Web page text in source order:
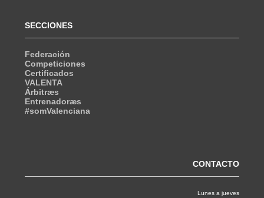
SECCIONES
Federación
Competiciones
Certificados
VALENTA
Árbitræs
Entrenadoræs
#somValenciana
CONTACTO
Lunes a jueves